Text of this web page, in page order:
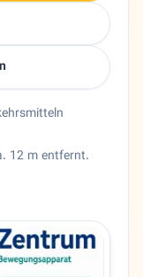
12 m entfernt.
Berlin, Berlin.